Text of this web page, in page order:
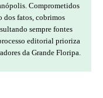
Comprometidos
dos fatos, cobrimos
sempre fontes
editorial prioriza
da Grande Floripa.